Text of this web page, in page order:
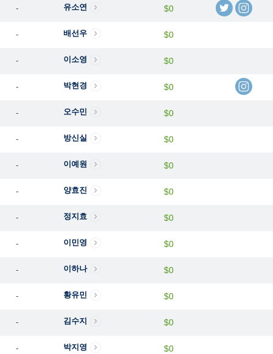
- 유소연 $0
- 배선우 $0
- 이소영 $0
- 박현경 $0
- 오수민 $0
- 방신실 $0
- 이예원 $0
- 양효진 $0
- 정지효 $0
- 이민영 $0
- 이하나 $0
- 황유민 $0
- 김수지 $0
- 박지영 $0